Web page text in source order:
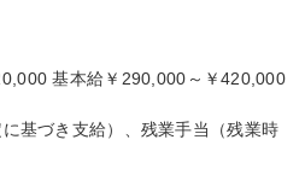
基本給￥290,000～￥420,000
基づき支給）、残業手当（残業時